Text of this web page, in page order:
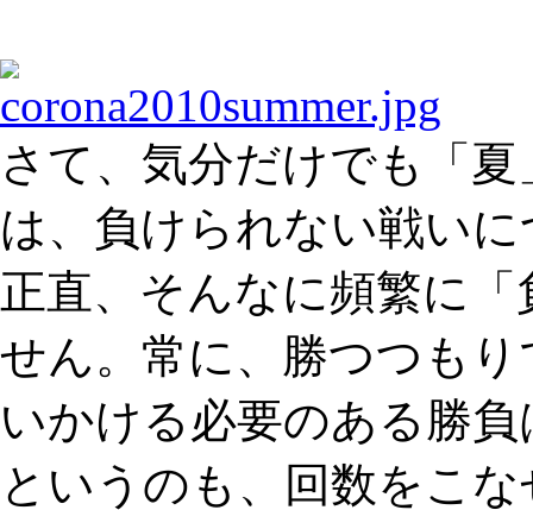
さて、気分だけでも「
は、負けられない戦い
正直、そんなに頻繁に
せん。常に、勝つつも
いかける必要のある勝
というのも、回数をこ